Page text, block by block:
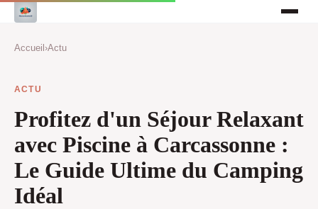
Accueil ›Actu
ACTU
Profitez d'un Séjour Relaxant
avec Piscine à Carcassonne :
Le Guide Ultime du Camping
Idéal